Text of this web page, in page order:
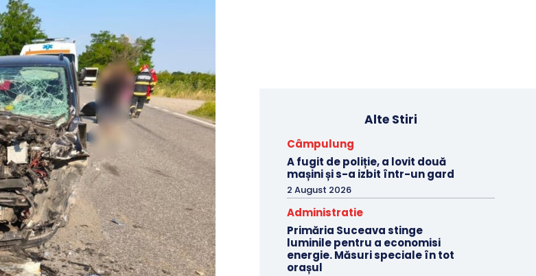
Alte Stiri
Câmpulung
A fugit de poliție, a lovit două
mașini și s-a izbit într-un gard
2 August 2026
Administratie
Primăria Suceava stinge
luminile pentru a economisi
energie. Măsuri speciale în tot
orașul